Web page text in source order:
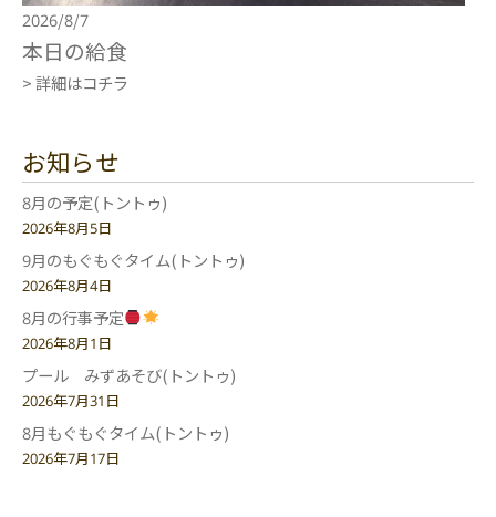
2026/8/7
本日の給食
> 詳細はコチラ
お知らせ
8月の予定(トントゥ)
2026年8月5日
9月のもぐもぐタイム(トントゥ)
2026年8月4日
8月の行事予定
2026年8月1日
プール みずあそび(トントゥ)
2026年7月31日
8月もぐもぐタイム(トントゥ)
2026年7月17日